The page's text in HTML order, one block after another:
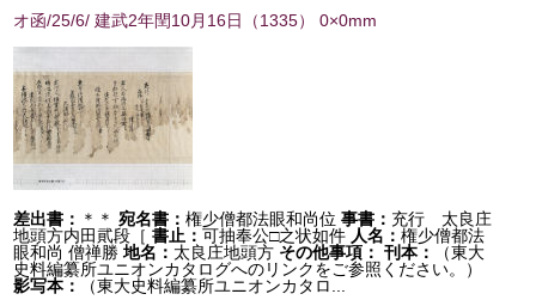
オ函/25/6/ 建武2年閏10月16日 （1335） 0×0mm
差出書： ＊＊ 宛名書：権少僧都法眼和尚位 事書： 充行 太良庄
地頭方内田貮段［書止：可抽奉公□之状如件 人名：権少僧都法
眼和尚 僧禅勝 地名： 太良庄地頭方 その他事項： 刊本：
（東大
史料編纂所ユニオンカタログへのリンクをご参照ください。）
影写本：
（東大史料編纂所ユニオンカタロ...